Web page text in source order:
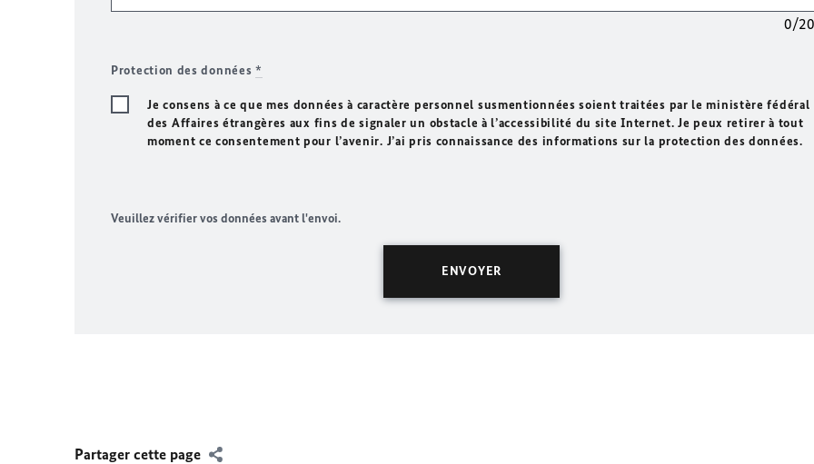
0/
Protection des données*
Je consens à ce que mes données à caractère personnel susmentionnées soient traitées par le ministère fédéral
des Affaires étrangères aux fins de signaler un obstacle à l’accessibilité du site Internet. Je peux retirer à tout
moment ce consentement pour l’avenir. J’ai pris connaissance des informations sur la protection des données.
Veuillez vérifier vos données avant l'envoi.
Partager cette page